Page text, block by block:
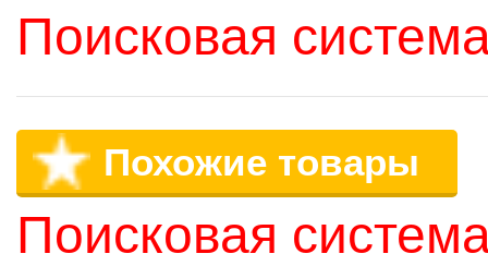
Поисковая
Похожие товары
Поисковая